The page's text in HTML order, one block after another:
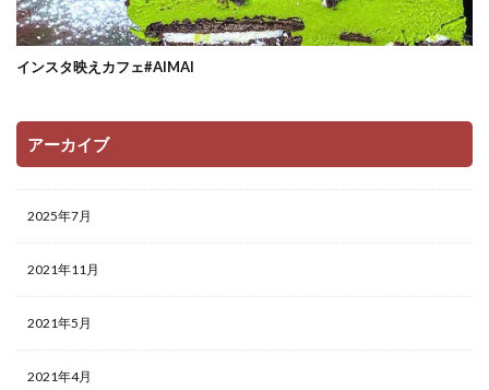
インスタ映えカフェ#AIMAI
アーカイブ
2025年7月
2021年11月
2021年5月
2021年4月